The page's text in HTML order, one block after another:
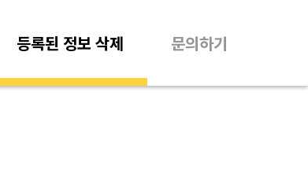
등록된 정보 삭제 문의하기